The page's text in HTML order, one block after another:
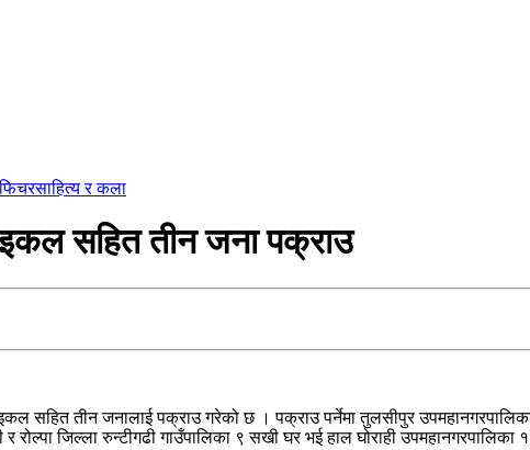
साहित्य र कला
सहित तीन जना पक्राउ
सहित तीन जनालाई पक्राउ गरेको छ । पक्राउ पर्नेमा तुलसीपुर
रोल्पा जिल्ला रुन्टीगढी गाउँपालिका ९ सखी घर भई हाल घोराही